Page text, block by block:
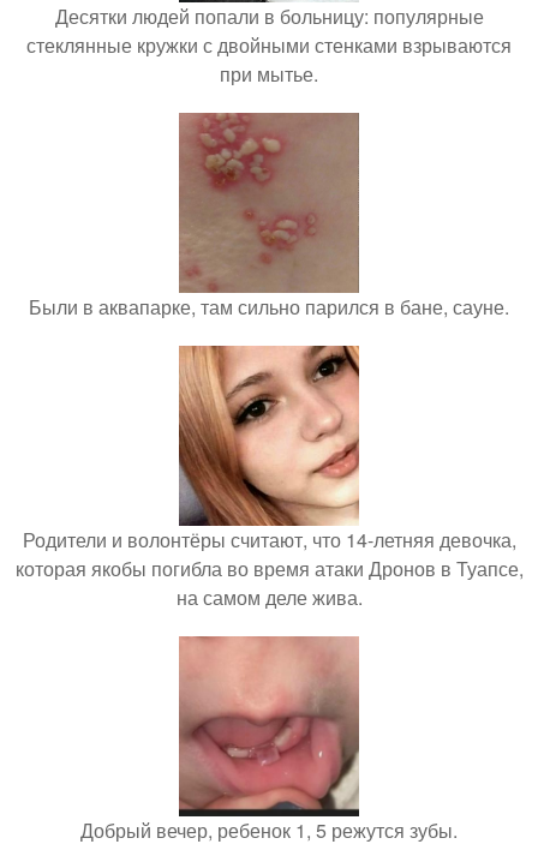
Десятки людей попали в больницу: популярные
стеклянные кружки с двойными стенками взрываются
при мытье.
Были в аквапарке, там сильно парился в бане, сауне.
Родители и волонтёры считают, что 14-летняя девочка,
которая якобы погибла во время атаки Дронов в Туапсе,
на самом деле жива.
Добрый вечер, ребенок 1, 5 режутся зубы.